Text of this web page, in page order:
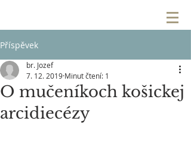
Příspěvek
O mučeníkoch košickej
arcidiecézy
br. Jozef
7. 12. 2019 Minut čtení: 1